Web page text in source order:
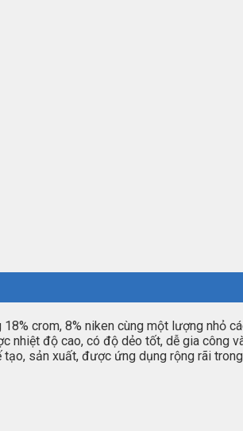
crom, 8% niken cùng một lượng nhỏ
độ cao, có độ dẻo tốt, dễ gia công
sản xuất, được ứng dụng rộng rãi